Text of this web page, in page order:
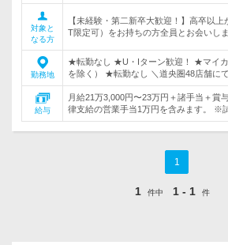
対象と
なる方
【未経験・第二新卒大歓迎！】高卒以
T限定可）をお持ちの方全員とお会いしま
勤務地
★転勤なし ★U・Iターン歓迎！ ★マイ
を除く） ★転勤なし ＼道央圏48店舗に
給与
月給21万3,000円〜23万円＋諸手当＋賞
律支給の営業手当1万円を含みます。 ※
1
1 件中 1 - 1 件